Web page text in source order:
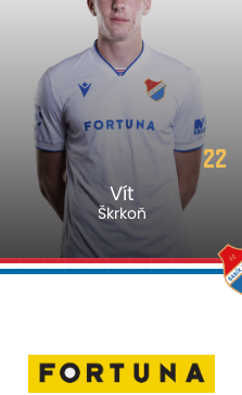
22
Vít
Škrkoň